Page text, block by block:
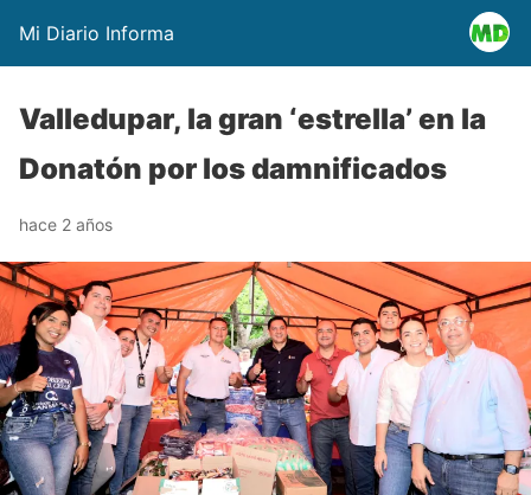
Mi Diario Informa
Valledupar, la gran ‘estrella’ en la
Donatón por los damnificados
hace 2 años